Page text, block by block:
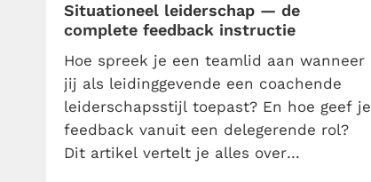
Situationeel leiderschap — de
complete feedback instructie
Hoe spreek je een teamlid aan wanneer
jij als leidinggevende een coachende
leiderschapsstijl toepast? En hoe geef je
feedback vanuit een delegerende rol?
Dit artikel vertelt je alles over